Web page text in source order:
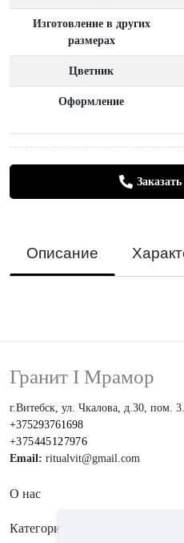
Изготовление в других
размерах
Цветник
Оформление
Описание
Гранит I Мрамор
г.Витебск, ул. Чкалова, д.30, пом. 3.
+375293761698
+375445127976
Email: ritualvit@gmail.com
О нас
Категории